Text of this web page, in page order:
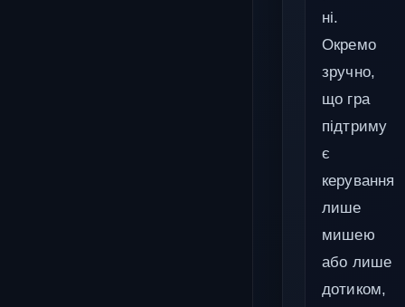
ні.
Окремо
зручно,
що гра
підтриму
є
керування
лише
мишею
або лише
дотиком,